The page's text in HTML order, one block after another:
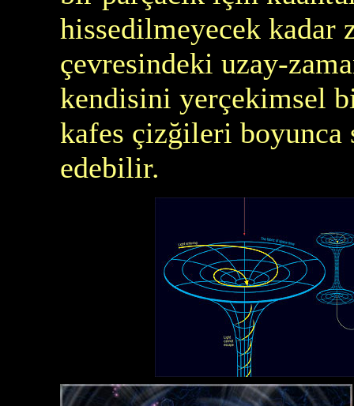
hissedilmeyecek kadar
çevresindeki uzay-
kendisini yerçekimsel
kafes çizğileri boyunca
edebilir.